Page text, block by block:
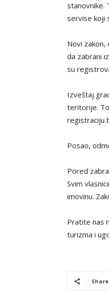
stanovnike.
servise koji
Novi
da zabrani
su
Izveštaj
teritorije.
registraciju
Posao,
Pored
Svim
imovinu.
Pratite nas
turizma i
Share